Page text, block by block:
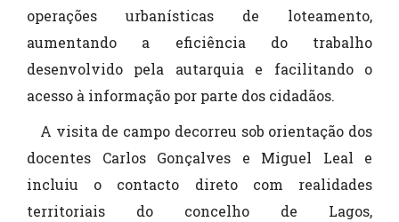
operações urbanísticas de loteamento,
aumentando a eficiência do trabalho
desenvolvido pela autarquia e facilitando o
acesso à informação por parte dos cidadãos.
A visita de campo decorreu sob orientação dos
docentes Carlos Gonçalves e Miguel Leal e
incluiu o contacto direto com realidades
territoriais do concelho de Lagos,